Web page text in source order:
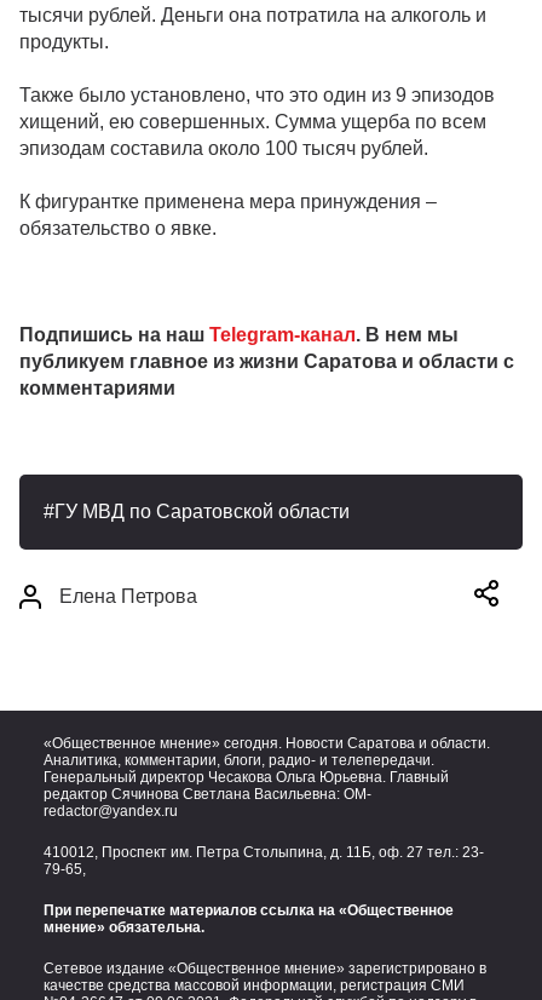
тысячи рублей. Деньги она потратила на алкоголь и
продукты.
Также было установлено, что это один из 9 эпизодов
хищений, ею совершенных. Сумма ущерба по всем
эпизодам составила около 100 тысяч рублей.
К фигурантке применена мера принуждения –
обязательство о явке.
Подпишись на наш Telegram-канал. В нем мы
публикуем главное из жизни Саратова и области с
комментариями
ГУ МВД по Саратовской области
Елена Петрова
«Общественное мнение» сегодня. Новости Саратова и области.
Аналитика, комментарии, блоги, радио- и телепередачи.
Генеральный директор Чесакова Ольга Юрьевна. Главный
редактор Сячинова Светлана Васильевна: OM-
redactor@yandex.ru
410012, Проспект им. Петра Столыпина, д. 11Б, оф. 27 тел.: 23-
79-65,
При перепечатке материалов ссылка на «Общественное
мнение» обязательна.
Сетевое издание «Общественное мнение» зарегистрировано в
качестве средства массовой информации, регистрация СМИ